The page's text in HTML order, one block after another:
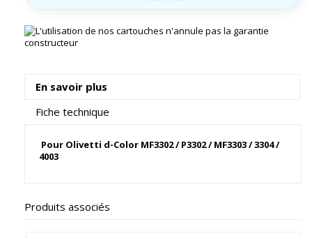
En savoir plus
Fiche technique
Pour Olivetti d-Color MF3302 / P3302 / MF3303 / 3304 /
4003
Produits associés